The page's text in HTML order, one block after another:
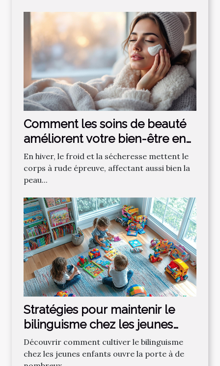
Comment les soins de beauté
améliorent votre bien-être en
hiver ?
En hiver, le froid et la sécheresse mettent le
corps à rude épreuve, affectant aussi bien la
peau...
Stratégies pour maintenir le
bilinguisme chez les jeunes
enfants
Découvrir comment cultiver le bilinguisme
chez les jeunes enfants ouvre la porte à de